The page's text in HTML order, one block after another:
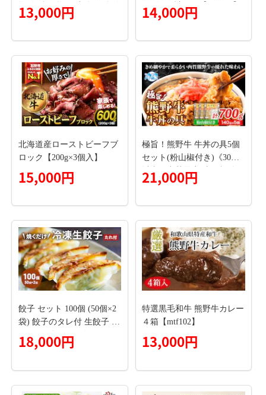
豚 肉 合い挽き 小分け 簡単
調理 肉汁たっぷり 牛豚合
古賀市
13,000円
ーズ6個)計12個【A4-046】
14,000円
北海道産ローストビーフブ
ロック【200g×3個入】
15,000円
極旨！熊野牛 牛丼の具5個
セット(粉山椒付き)《30日
以内に出荷予定(土日祝除
く)》 和歌山県 日高町 熊野
ry)---wsh_fswam40_30d_24_
21000_5k---
21,000円
餃子 セット 100個 (50個×2
袋) 餃子のタレ付 生餃子 ぎ
ょうざ ギョウザ 肉 にく お
肉 加工品 一品香甘木店 ※
18,000円
特選黒毛和牛 熊野牛カレー
４箱【mtf102】
13,000円